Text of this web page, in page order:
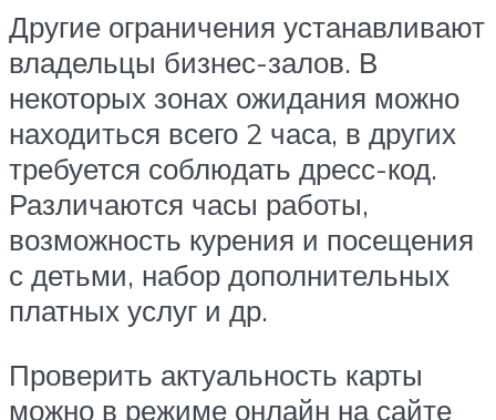
Другие ограничения устанавливают
владельцы бизнес-залов. В
некоторых зонах ожидания можно
находиться всего 2 часа, в других
требуется соблюдать дресс-код.
Различаются часы работы,
возможность курения и посещения
с детьми, набор дополнительных
платных услуг и др.
Проверить актуальность карты
можно в режиме онлайн на сайте